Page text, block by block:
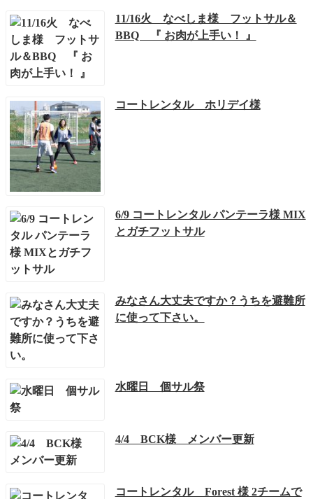
11/16火 なべしま様 フットサル＆
BBQ 『 お肉が上手い！ 』
コートレンタル ホリデイ様
6/9 コートレンタル パンテーラ様 MIX
とガチフットサル
みなさん大丈夫ですか？うちを避難所
に使って下さい。
水曜日 個サル祭
4/4 BCK様 メンバー更新
コートレンタル Forest 様 2チームで